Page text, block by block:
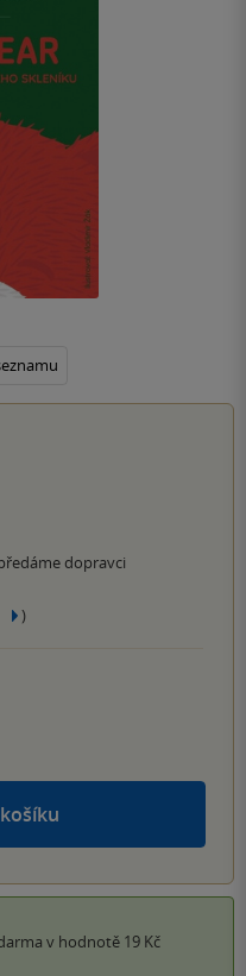
dopravci
)
v hodnotě 19 Kč